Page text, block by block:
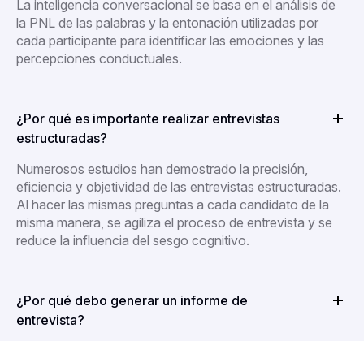
La inteligencia conversacional se basa en el análisis de
la PNL de las palabras y la entonación utilizadas por
cada participante para identificar las emociones y las
percepciones conductuales.
¿Por qué es importante realizar entrevistas
estructuradas?
Numerosos estudios han demostrado la precisión,
eficiencia y objetividad de las entrevistas estructuradas.
Al hacer las mismas preguntas a cada candidato de la
misma manera, se agiliza el proceso de entrevista y se
reduce la influencia del sesgo cognitivo.
¿Por qué debo generar un informe de
entrevista?